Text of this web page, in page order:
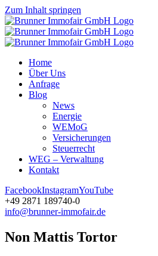
Zum Inhalt springen
Home
Über Uns
Anfrage
Blog
News
Energie
WEMoG
Versicherungen
Steuerrecht
WEG – Verwaltung
Kontakt
FacebookInstagramYouTube
+49 2871 189740-0
info@brunner-immofair.de
Non Mattis Tortor